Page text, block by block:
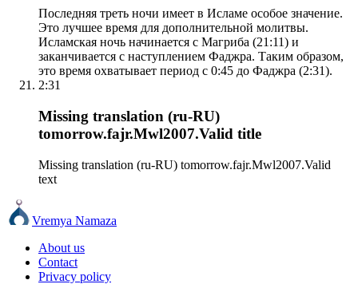
Последняя треть ночи имеет в Исламе особое значение.
Это лучшее время для дополнительной молитвы.
Исламская ночь начинается с Магриба (21:11) и
заканчивается с наступлением Фаджра. Таким образом,
это время охватывает период с 0:45 до Фаджра (2:31).
2:31
Missing translation (ru-RU)
tomorrow.fajr.Mwl2007.Valid title
Missing translation (ru-RU) tomorrow.fajr.Mwl2007.Valid
text
Vremya Namaza
About us
Contact
Privacy policy